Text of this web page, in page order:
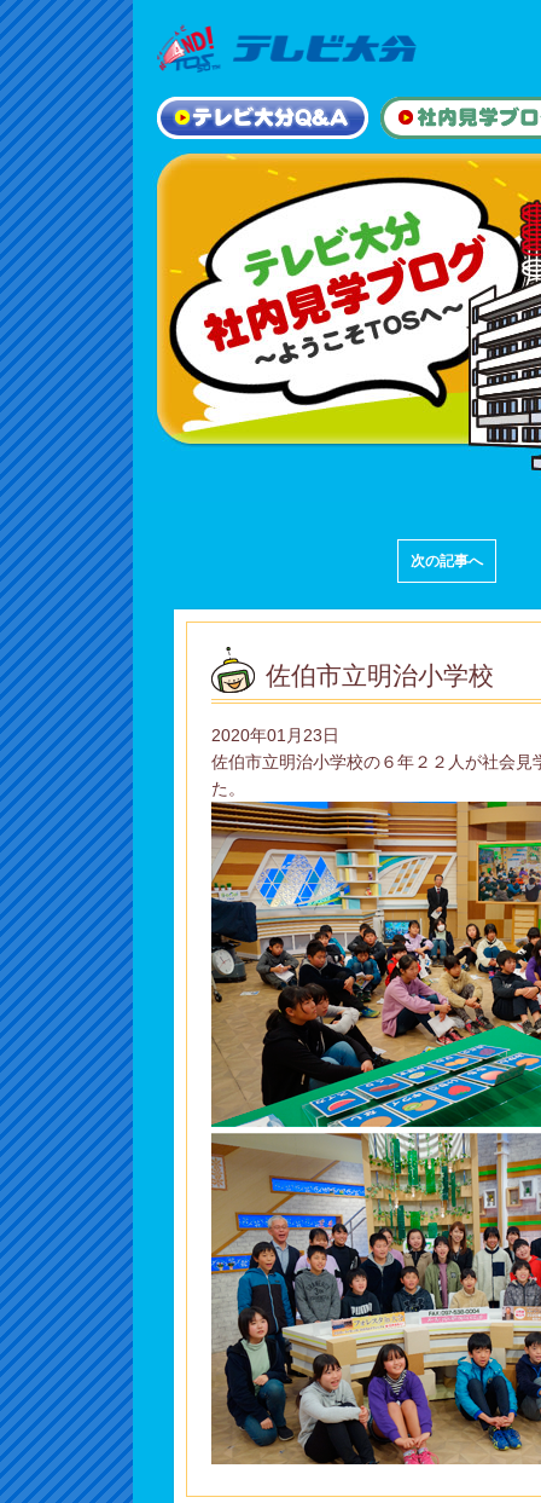
次の記事へ
佐伯市立明治小学校
2020年01月23日
佐伯市立明治小学校の６年２２人が社会見
た。